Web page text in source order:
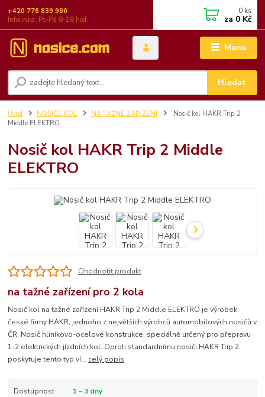
Menu
Hledat
+420 776 839 986
Infolinka: Po-Pá 8-18 hod.
0 ks
za 0 Kč
Úvod NOSIČE KOL NA TAŽNÉ ZAŘÍZENÍ
Nosič kol HAKR Trip 2
Middle ELEKTRO
Nosič kol HAKR Trip 2 Middle
ELEKTRO
Ohodnotit produkt
na tažné zařízení pro 2 kola
Nosič kol na tažné zařízení HAKR Trip 2 Middle ELEKTRO je výrobek
české firmy HAKR, jednoho z největších výrobců automobilových nosičů v
ČR. Nosič hliníkovo-ocelové konstrukce, speciálně určený pro přepravu
1-2 elektrických jízdních kol. Oproti standardnímu nosiči HAKR Trip 2,
poskytuje tento typ ví... celý popis
Dostupnost
1 - 3 dny